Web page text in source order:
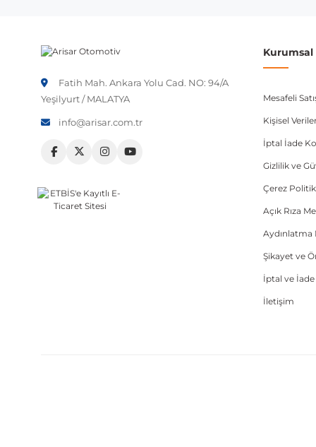
Fatih Mah. Ankara Yolu Cad. NO: 94/A
Yeşilyurt / MALATYA
info@arisar.com.tr
Mesafeli
Kişisel
İptal İade
Gizlilik ve
Çerez
Açık Rıza
Aydınlatma
Şikayet ve
İptal ve
İletişim